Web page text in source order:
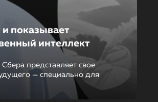
и показывает
интеллект
представляет свое
— специально для